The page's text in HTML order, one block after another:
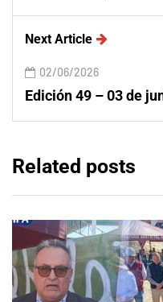
Next Article
02/06/2026
Edición 49 – 03 de
Related posts